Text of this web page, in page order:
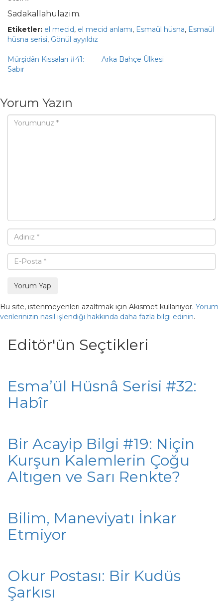
Sadakallahulazim.
Etiketler: el mecid, el mecid anlamı, Esmaül hüsna, Esmaül
hüsna serisi, Gönül ayyıldız
Mürşidân Kıssaları #41:
Sabır
Arka Bahçe Ülkesi
Yorum Yazın
Yorum Yap
Bu site, istenmeyenleri azaltmak için Akismet kullanıyor. Yorum
verilerinizin nasıl işlendiği hakkında daha fazla bilgi edinin.
Editör'ün Seçtikleri
Esma’ül Hüsnâ Serisi #32:
Habîr
Bir Acayip Bilgi #19: Niçin
Kurşun Kalemlerin Çoğu
Altıgen ve Sarı Renkte?
Bilim, Maneviyatı İnkar
Etmiyor
Okur Postası: Bir Kudüs
Şarkısı